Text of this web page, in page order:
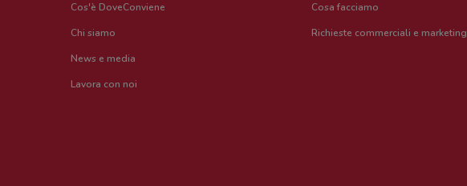
Cos'è DoveConviene
Chi siamo
News e media
Lavora con noi
Cosa facciamo
Richieste commerciali e marketing